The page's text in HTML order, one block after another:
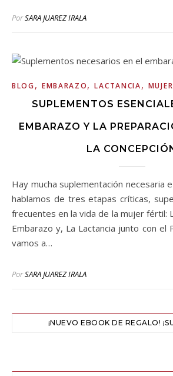
PorSARA JUAREZ IRALA
BLOG, EMBARAZO,LACTANCIA, MUJER
SUPLEMENTOS
EMBARAZO Y LA
LA
Hay mucha suplementación necesaria e innecesaria cuando
hablamos de tres etapas críticas,
frecuentes en la vida de la mujer fértil:
Embarazo y, La Lactancia junto con
vamos a…
PorSARA JUAREZ IRALA
¡NUEVO EBOOK DE REGALO!